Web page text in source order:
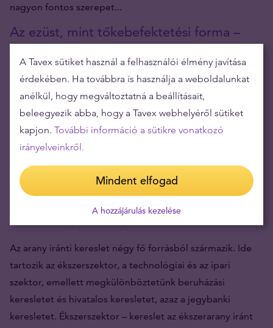
nagyon fontos szerepet...
Az ezüst, mint tőkebefektetési forma –
hogyan fektessünk ezüstbe
A nemesfémeket – beleértve a befektetési ezüstöt is –
széles körben biztonságos menedéknek és a tőke valós
értékének védelmezőinek tekintik. Különösen a
megnövekedett inflációs nyomás időszakában találják
magukat ebben a szerepben , ami gyakran a pénzügyi
piacok különböző válságainak és...
Az arany szerepe: befektetési termékek,
ékszer és ipari arany
Az arany iránti kereslet négy fő forrásból származik. Ide
tartozik az ékszerszektor, a technológiai és az ipari
szektor, emellett megkülönböztetünk beruházási
keresletet és hivatalos keresletet, azaz a jegybanki
keresletet. Ékszerszektor – kereslet az ékszerarany iránt
A Tavex sütiket használ a felhasználói élmény javítása
érdekében. Ha továbbra is használja a weboldalunkat
anélkül, hogy megváltoztatná a beállításait,
beleegyezik abba, hogy a Tavex webhelyéről sütiket
kapjon. További információ a sütikre vonatkozó
irányelveinkről.
Mindent elfogad
A hozzájárulás kezelése